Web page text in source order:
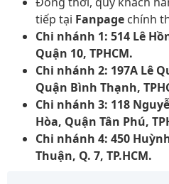
tiếp tại Fanpage chính
Chi nhánh 1: 514 Lê
Quận 10, TPHCM.
Chi nhánh 2: 197A Lê
Quận Bình Thạnh,
Chi nhánh 3: 118
Hòa, Quận Tân Phú,
Chi nhánh 4: 450
Thuận, Q. 7, TP.HCM.